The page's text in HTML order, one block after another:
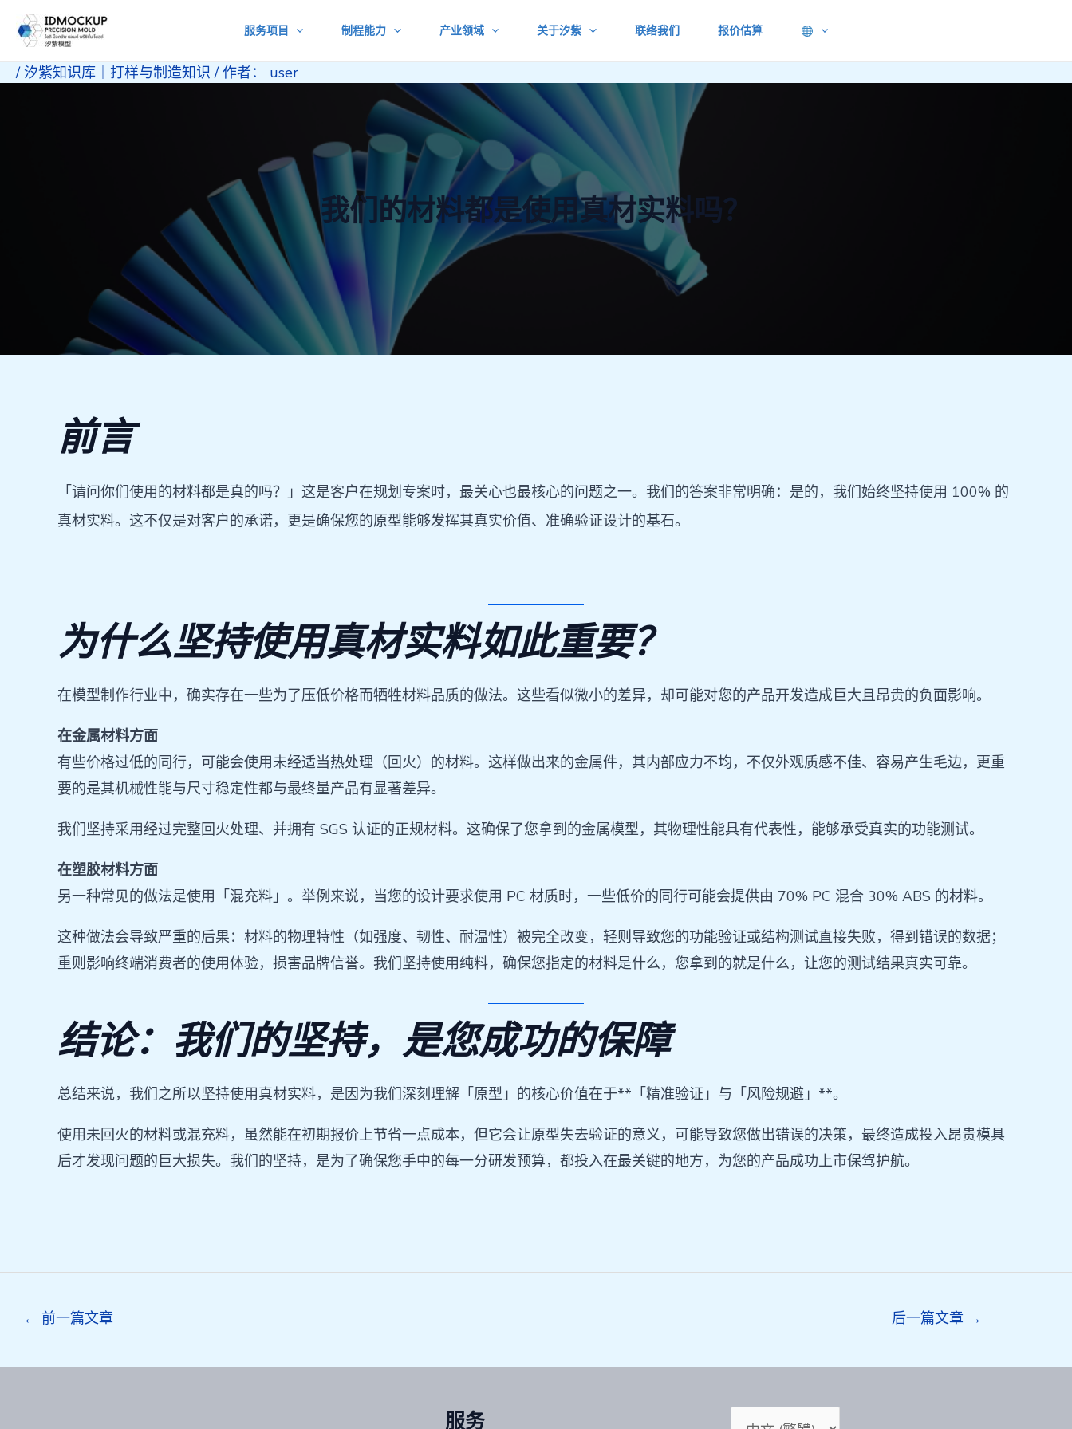
内
服务项目 制程能力 产业领域 关于汐紫 联络我们 报价估算
/汐紫知识库｜打样与制造知识 / 作者： user
我们的材料都是使用真材实料吗？
前言
「请问你们使用的材料都是真的吗？」这是客户在规划专案时，最关心也最核心的问题之一。我们的答案非常明确：是的，我们始终坚持使用 100% 的
真材实料。这不仅是对客户的承诺，更是确保您的原型能够发挥其真实价值、准确验证设计的基石。
为什么坚持使用真材实料如此重要？
在模型制作行业中，确实存在一些为了压低价格而牺牲材料品质的做法。这些看似微小的差异，却可能对您的产品开发造成巨大且昂贵的负面影响。
在金属材料方面
有些价格过低的同行，可能会使用未经适当热处理（回火）的材料。这样做出来的金属件，其内部应力不均，不仅外观质感不佳、容易产生毛边，更重
要的是其机械性能与尺寸稳定性都与最终量产品有显著差异。
我们坚持采用经过完整回火处理、并拥有 SGS 认证的正规材料。这确保了您拿到的金属模型，其物理性能具有代表性，能够承受真实的功能测试。
在塑胶材料方面
另一种常见的做法是使用「混充料」。举例来说，当您的设计要求使用 PC 材质时，一些低价的同行可能会提供由 70% PC 混合 30% ABS 的材料。
这种做法会导致严重的后果：材料的物理特性（如强度、韧性、耐温性）被完全改变，轻则导致您的功能验证或结构测试直接失败，得到错误的数据；
重则影响终端消费者的使用体验，损害品牌信誉。我们坚持使用纯料，确保您指定的材料是什么，您拿到的就是什么，让您的测试结果真实可靠。
结论：我们的坚持，是您成功的保障
总结来说，我们之所以坚持使用真材实料，是因为我们深刻理解「原型」的核心价值在于**「精准验证」与「风险规避」**。
使用未回火的材料或混充料，虽然能在初期报价上节省一点成本，但它会让原型失去验证的意义，可能导致您做出错误的决策，最终造成投入昂贵模具
后才发现问题的巨大损失。我们的坚持，是为了确保您手中的每一分研发预算，都投入在最关键的地方，为您的产品成功上市保驾护航。
← 前一篇文章 后一篇文章 →
服务